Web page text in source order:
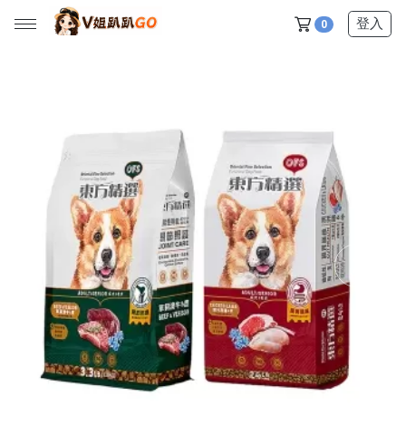
0 登入
【V姐團購專屬優惠】
【春季下殺特賣】
【新品上市】
【美髮護理】
【服飾內著】
【居家生活】